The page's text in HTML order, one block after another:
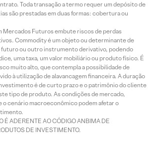
Toda transação a termo requer um depósito de
são prestadas em duas formas: cobertura ou
Mercados Futuros embute riscos de perdas
Commodity é um objeto ou determinante de
ou outro instrumento derivativo, podendo
uma taxa, um valor mobiliário ou produto físico. É
muito alto, que contempla a possibilidade de
à utilização de alavancagem financeira. A duração
é de curto prazo e o patrimônio do cliente
tipo de produto. As condições de mercado,
o cenário macroeconômico podem afetar o
É ADERENTE AO CÓDIGO ANBIMA DE
DE INVESTIMENTO.